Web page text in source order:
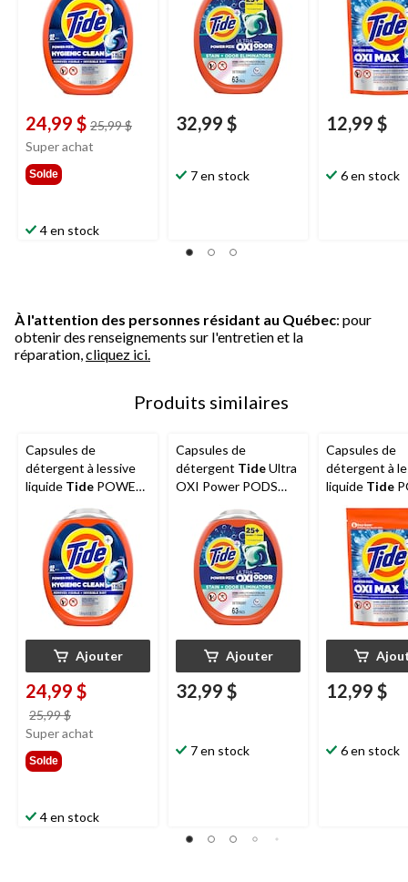
original, paq. 45
24,99 $ 25,99 $prix
Super achat
Solde
4 en stock
32,99 $
7 en stock
12,99 $
6 en stock
À l'attention des personnes résidant au Québec: pour
obtenir des renseignements sur l'entretien et la
réparation, cliquez ici.
Produits similaires
Capsules de
détergent à lessive
liquide Tide POWER
Heavy Duty 10X,
original, paq. 45
Ajouter
24,99 $
25,99 $
était
Super achat
Solde
4 en stock
Capsules de
détergent TideUltra
OXI Power PODS
d'odeurs, paq. 63
Ajouter
32,99 $
7 en stock
Capsules de
détergent à
liquide Tide
Ultra OXI,
12,99 $
6 en stock